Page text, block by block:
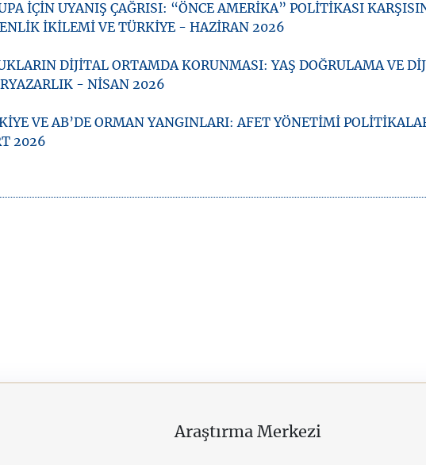
İÇİN UYANIŞ ÇAĞRISI: “ÖNCE AMERİKA” POLİTİKASI
İKİLEMİ VE TÜRKİYE - HAZİRAN 2026
DİJİTAL ORTAMDA KORUNMASI: YAŞ DOĞRULAMA VE
- NİSAN 2026
VE AB’DE ORMAN YANGINLARI: AFET YÖNETİMİ
2026
Araştırma Merkezi